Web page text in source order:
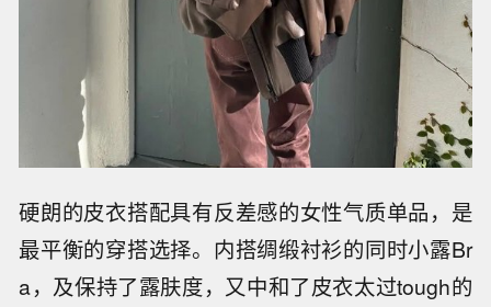
硬朗的皮衣搭配具有反差感的女性气质单品，是
最平衡的穿搭选择。内搭绸缎衬衫的同时小露Br
a，及保持了露肤度，又中和了皮衣太过tough的